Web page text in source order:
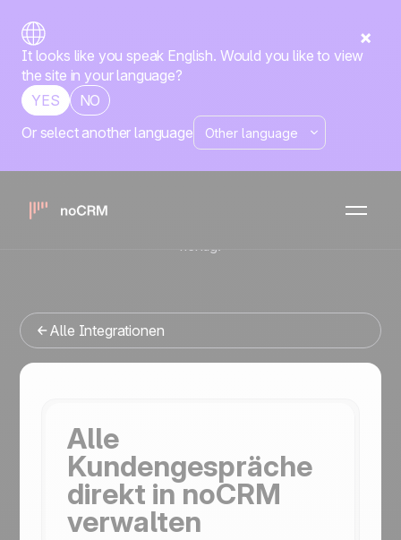
It looks like you speak English. Would you like to view
the site in your language?
YES
NO
Or select another language
Native
CallHippoxnoCRM
Sie suchen ein Vertriebsmanagement-Tool, das sich in
richtig.
Alle Integrationen
Alle
Kundengespräche
direkt in noCRM
verwalten